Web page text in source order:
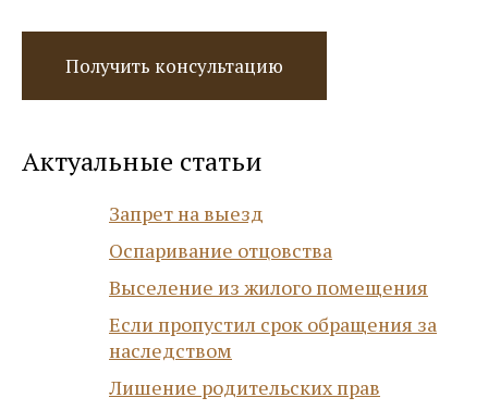
Актуальные статьи
Запрет на выезд
Оспаривание отцовства
Выселение из жилого помещения
Если пропустил срок обращения за
наследством
Лишение родительских прав
Получить консультацию